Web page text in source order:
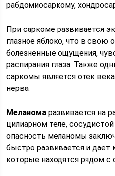
рабдомиосаркому,
При саркоме развивается
глазное яблоко, что в свою
болезненные ощущения,
распирания глаза. Также
саркомы является отек
нерва.
Меланома развивается на
цилиарном теле,
опасность меланомы
быстро развивается и дает
которые находятся рядом с